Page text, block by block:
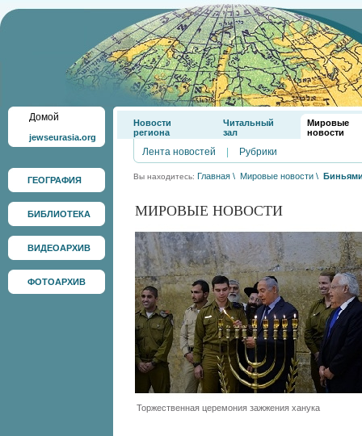
Домой
jewseurasia.org
ГЕОГРАФИЯ
БИБЛИОТЕКА
ВИДЕОАРХИВ
ФОТОАРХИВ
Новости
региона
Читальный
зал
Мировые
новости
Лента новостей Рубрики
Вы находитесь: Главная \ Мировые новости \
МИРОВЫЕ НОВОСТИ
Торжественная церемония зажжения ханука